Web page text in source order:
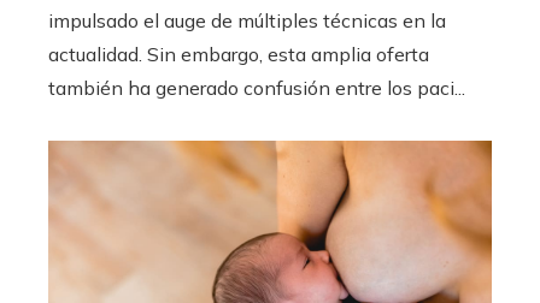
impulsado el auge de múltiples técnicas en la
actualidad. Sin embargo, esta amplia oferta
también ha generado confusión entre los paci...